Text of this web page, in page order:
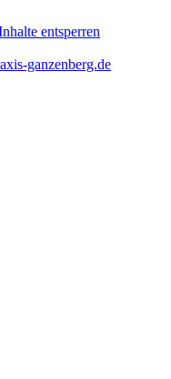
entsperren
ganzenberg.de